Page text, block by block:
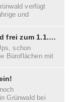
verfügt
und
Gewerbesteuer sparen: Büro in Grünwald frei zum 1.1.2019
schon
Büroflächen mit
Grünwald bei